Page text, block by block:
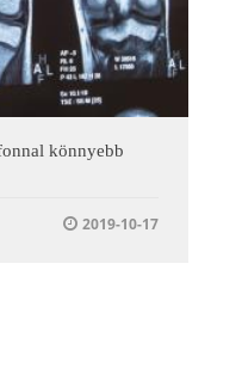
könnyebb
2019-10-17